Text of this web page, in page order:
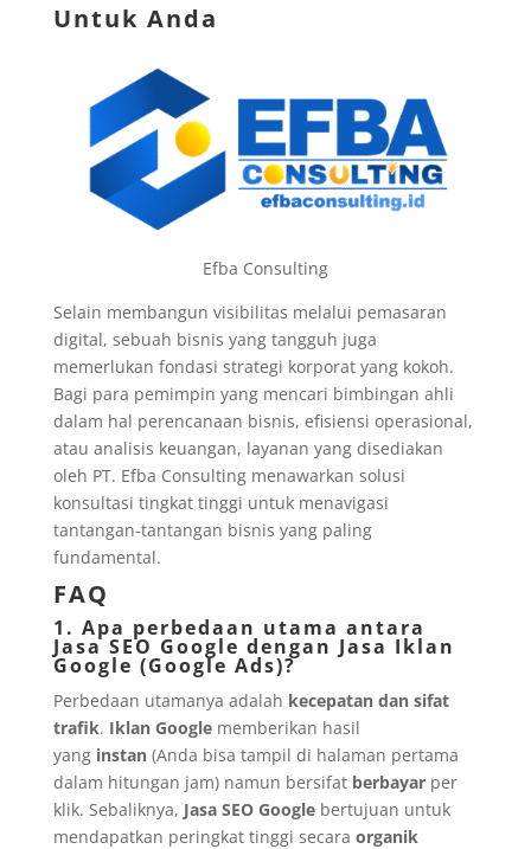
Untuk Anda
Efba Consulting
Selain membangun visibilitas melalui pemasaran
digital, sebuah bisnis yang tangguh juga
memerlukan fondasi strategi korporat yang kokoh.
Bagi para pemimpin yang mencari bimbingan ahli
dalam hal perencanaan bisnis, efisiensi operasional,
atau analisis keuangan, layanan yang disediakan
oleh PT. Efba Consulting menawarkan solusi
konsultasi tingkat tinggi untuk menavigasi
tantangan-tantangan bisnis yang paling
fundamental.
FAQ
1. Apa perbedaan utama antara
Jasa SEO Google dengan Jasa Iklan
Google (Google Ads)?
Perbedaan utamanya adalah kecepatan dan sifat
trafik. Iklan Googlememberikan hasil
yang instan(Anda bisa tampil di halaman pertama
dalam hitungan jam) namun bersifat berbayarper
klik. Sebaliknya, Jasa SEO Googlebertujuan untuk
mendapatkan peringkat tinggi secara organik